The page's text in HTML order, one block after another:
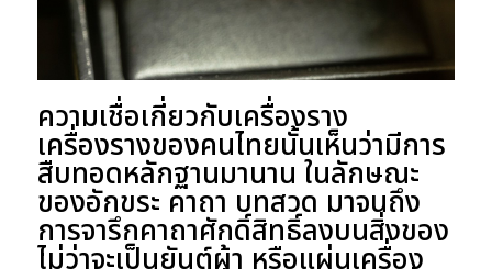
ความเชื่อเกี่ยวกับเครื่องราง
เครื่องรางของคนไทยนั้นเห็นว่ามีการ
สืบทอดหลักฐานมานาน ในลักษณะ
ของอักขระ คาถา บทสวด มาจนถึง
การจารึกคาถาศักดิ์สิทธิ์ลงบนสิ่งของ
ไม่ว่าจะเป็นยันต์ผ้า หรือแผ่นเครื่อง